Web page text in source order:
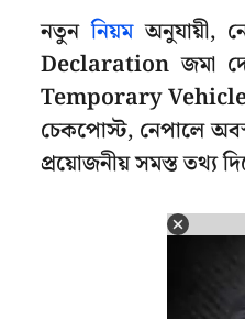
নতুননিয়মঅনুযায়ী,
Declaration জমা
Temporary Vehicle
চেকপোস্ট, নেপালে
প্রয়োজনীয় সমস্ত তথ্য